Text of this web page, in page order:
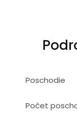
Poschodie
Počet